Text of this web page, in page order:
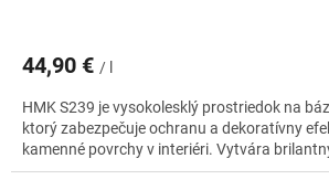
44,90 € / l
HMK S239 je vysokolesklý prostriedok na
ktorý zabezpečuje ochranu a dekoratívny
kamenné povrchy v interiéri. Vytvára